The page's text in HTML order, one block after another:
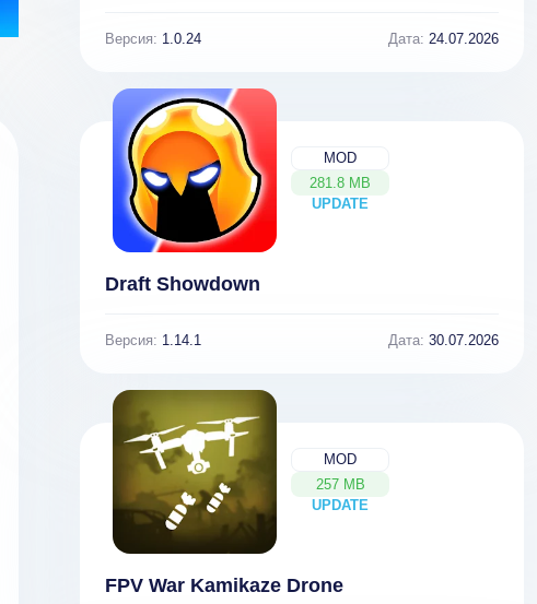
Версия: 1.0.24 Дата: 24.07.2026
MOD
281.8 MB
UPDATE
NEW
Draft Showdown
Версия: 1.14.1 Дата: 30.07.2026
MOD
257 MB
UPDATE
NEW
FPV War Kamikaze Drone